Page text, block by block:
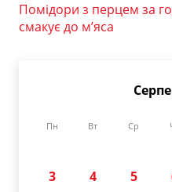
Помідори з перцем за
смакує до м’яса
Пн Вт Ср
3
4 5